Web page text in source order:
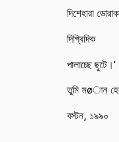
দিশেহারা
দিগ্বিদিক
পালাচ্ছে ছুটে।’
তুমি মø­ান
বস্টন, ১৯৯০